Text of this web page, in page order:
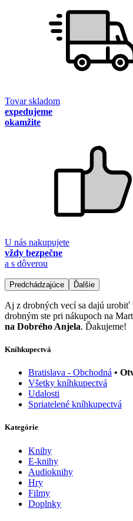
Tovar skladom
expedujeme
okamžite
U nás nakupujete
vždy bezpečne
a s dôverou
Predchádzajúce Ďalšie
Aj z drobných vecí sa dajú
drobným ste pri nákupoch na
na Dobrého Anjela. Ďakujeme!
Kníhkupectvá
Bratislava - Obchodná •
Všetky kníhkupectvá
Udalosti
Spriatelené kníhkupectvá
Kategórie
Knihy
E-knihy
Audioknihy
Hry
Filmy
Doplnky